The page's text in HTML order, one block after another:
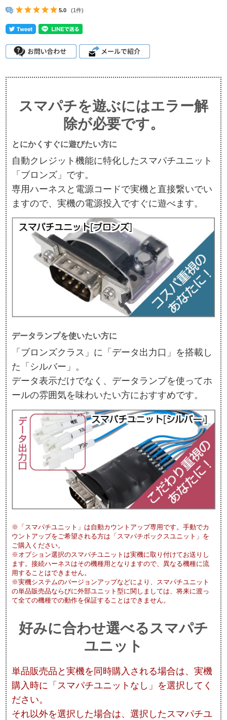
5.0 (1件)
スマパチを遊ぶにはエラー解
除が必要です。
とにかくすぐに遊びたい方に
自動クレジット機能に特化したスマパチユニット
「ブロンズ」です。
専用ハーネスと電源コードで実機と直接繋いでい
ますので、実機の電源投入ですぐに遊べます。
データランプを使いたい方に
「ブロンズクラス」に「データ出力口」を搭載し
た「シルバー」。
データ表示だけでなく、データランプを使ってホ
ールの雰囲気を味わいたい方におすすめです。
※「スマパチユニット」は自動カウントアップ専用です。手動でカ
ウントアップをご希望される方は「スマパチボックスユニット」を
ご購入ください。
※オプション選択のスマパチユニットは実機に取り付けてお送りし
ます。接続ハーネスはその機種用となりますので、異なる機種に流
用することはできません。
※実機システムのバージョンアップなどにより、スマパチユニット
の単品販売品ならびに外部ユニット型に関しましては、将来に渡っ
て全ての機種での動作を保証することはできません。
好みに合わせ選べるスマパチ
ユニット
単品販売品と実機を同時購入される場合は、実機
購入時に「スマパチユニットなし」を選択してく
ださい。
それ以外を選択した場合は、選択したスマパチユ